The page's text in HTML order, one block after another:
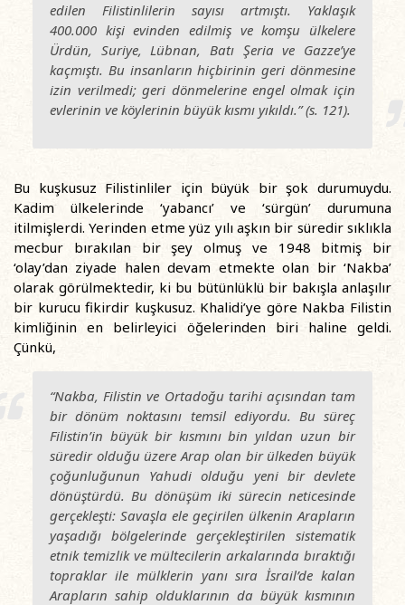
edilen Filistinlilerin sayısı artmıştı. Yaklaşık
400.000 kişi evinden edilmiş ve komşu ülkelere
Ürdün, Suriye, Lübnan, Batı Şeria ve Gazze’ye
kaçmıştı. Bu insanların hiçbirinin geri dönmesine
izin verilmedi; geri dönmelerine engel olmak için
evlerinin ve köylerinin büyük kısmı yıkıldı.” (s. 121).
Bu kuşkusuz Filistinliler için büyük bir şok durumuydu.
Kadim ülkelerinde ‘yabancı’ ve ‘sürgün’ durumuna
itilmişlerdi. Yerinden etme yüz yılı aşkın bir süredir sıklıkla
mecbur bırakılan bir şey olmuş ve 1948 bitmiş bir
‘olay’dan ziyade halen devam etmekte olan bir ‘Nakba’
olarak görülmektedir, ki bu bütünlüklü bir bakışla anlaşılır
bir kurucu fikirdir kuşkusuz. Khalidi’ye göre Nakba Filistin
kimliğinin en belirleyici öğelerinden biri haline geldi.
Çünkü,
“Nakba, Filistin ve Ortadoğu tarihi açısından tam
bir dönüm noktasını temsil ediyordu. Bu süreç
Filistin’in büyük bir kısmını bin yıldan uzun bir
süredir olduğu üzere Arap olan bir ülkeden büyük
çoğunluğunun Yahudi olduğu yeni bir devlete
dönüştürdü. Bu dönüşüm iki sürecin neticesinde
gerçekleşti: Savaşla ele geçirilen ülkenin Arapların
yaşadığı bölgelerinde gerçekleştirilen sistematik
etnik temizlik ve mültecilerin arkalarında bıraktığı
topraklar ile mülklerin yanı sıra İsrail’de kalan
Arapların sahip olduklarının da büyük kısmının